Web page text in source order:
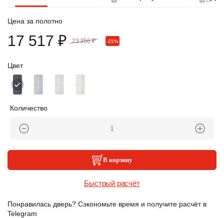
Цвет
Количество
Цена за полотно
17 517 ₽ 23 356 ₽ -25%
В корзину
Быстрый расчёт
Понравилась дверь? Сэкономьте время и получите расчёт в
Telegram